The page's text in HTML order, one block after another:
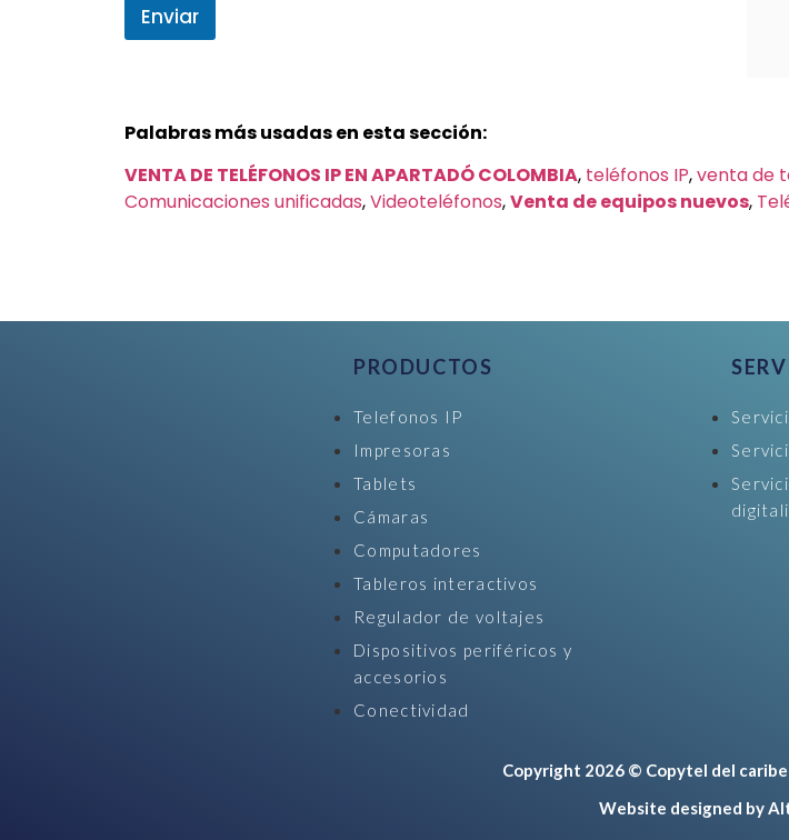
Enviar
Palabras más usadas en esta sección:
VENTA DE TELÉFONOS IP EN APARTADÓ COLOMBIA, teléfonos IP,venta de
Comunicaciones unificadas,Videoteléfonos,Venta de equipos nuevos,
PRODUCTOS
Telefonos IP
Impresoras
Tablets
Cámaras
Computadores
Tableros interactivos
Regulador de voltajes
Dispositivos periféricos y
accesorios
Conectividad
Copyright 2026 © Copytel del caribe
Website designed by